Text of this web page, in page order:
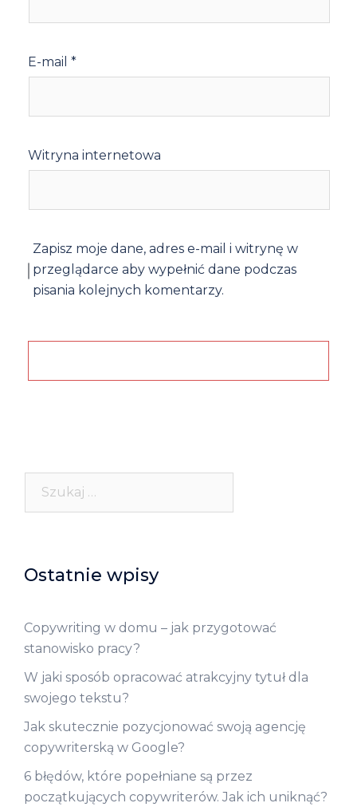
E-mail *
Witryna internetowa
Zapisz moje dane, adres e-mail i witrynę w
przeglądarce aby wypełnić dane podczas
pisania kolejnych komentarzy.
Ostatnie wpisy
Copywriting w domu – jak przygotować
stanowisko pracy?
W jaki sposób opracować atrakcyjny tytuł dla
swojego tekstu?
Jak skutecznie pozycjonować swoją agencję
copywriterską w Google?
6 błędów, które popełniane są przez
początkujących copywriterów. Jak ich uniknąć?